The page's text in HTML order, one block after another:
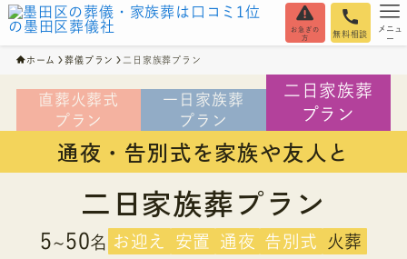
お急ぎの
方
無料相談
メニュ
ー
ホーム 葬儀プラン 二日家族葬プラン
直葬火葬式
プラン
一日家族葬
プラン
二日家族葬
プラン
通夜・告別式を家族や友人と
二日家族葬プラン
5~50名 お迎え 安置 通夜 告別式 火葬